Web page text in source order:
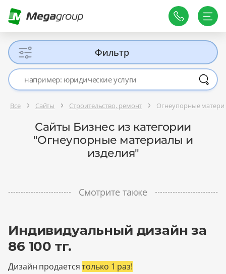
Фильтр
Все Сайты Строительство, ремонт Огнеупорные
Сайты Бизнес из категории
"Огнеупорные материалы и
изделия"
Смотрите также
Индивидуальный дизайн за
86 100 тг.
Дизайн продаетсятолько 1 раз!